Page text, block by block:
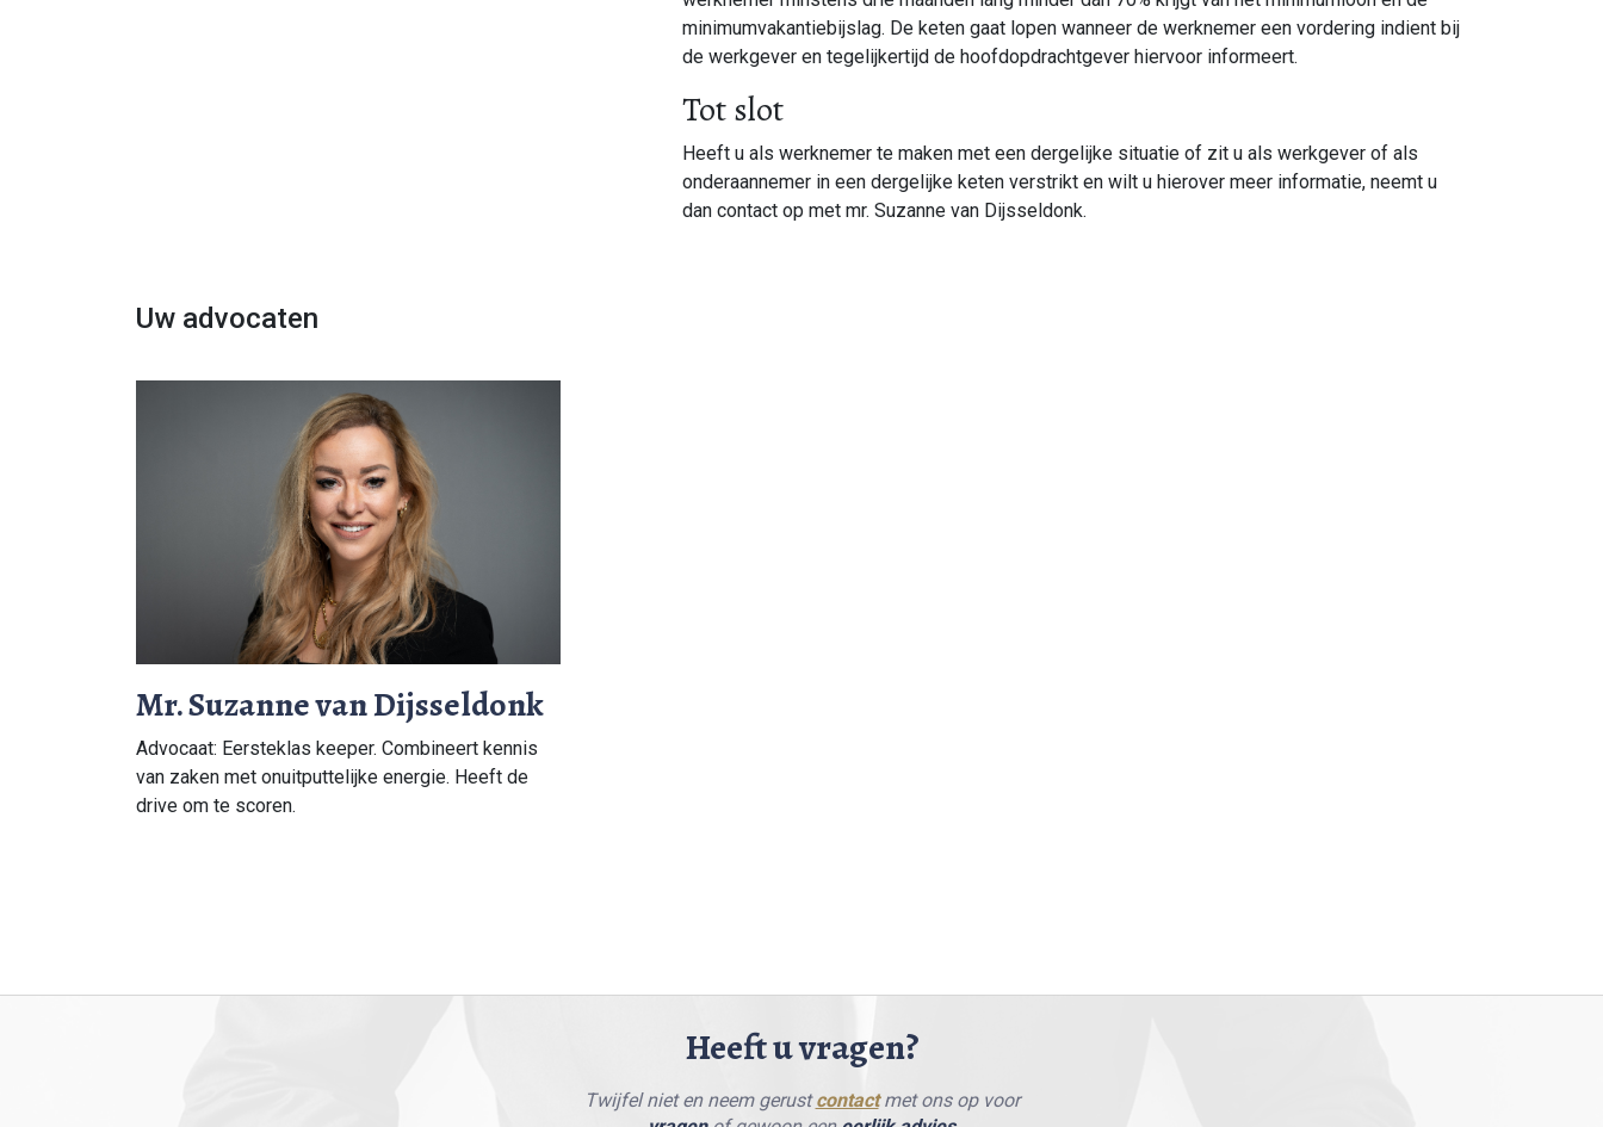
minimumvakantiebijslag. De keten gaat lopen wanneer de werknemer een vordering indient bij
de werkgever en tegelijkertijd de hoofdopdrachtgever hiervoor informeert.
Tot slot
Heeft u als werknemer te maken met een dergelijke situatie of zit u als werkgever of als
onderaannemer in een dergelijke keten verstrikt en wilt u hierover meer informatie, neemt u
dan contact op met mr. Suzanne van Dijsseldonk.
Uw advocaten
Mr. Suzanne van Dijsseldonk
Advocaat: Eersteklas keeper. Combineert kennis
van zaken met onuitputtelijke energie. Heeft de
drive om te scoren.
Heeft u vragen?
Twijfel niet en neem gerustcontactmet ons op voor